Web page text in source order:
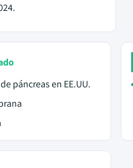
páncreas en EE.UU.